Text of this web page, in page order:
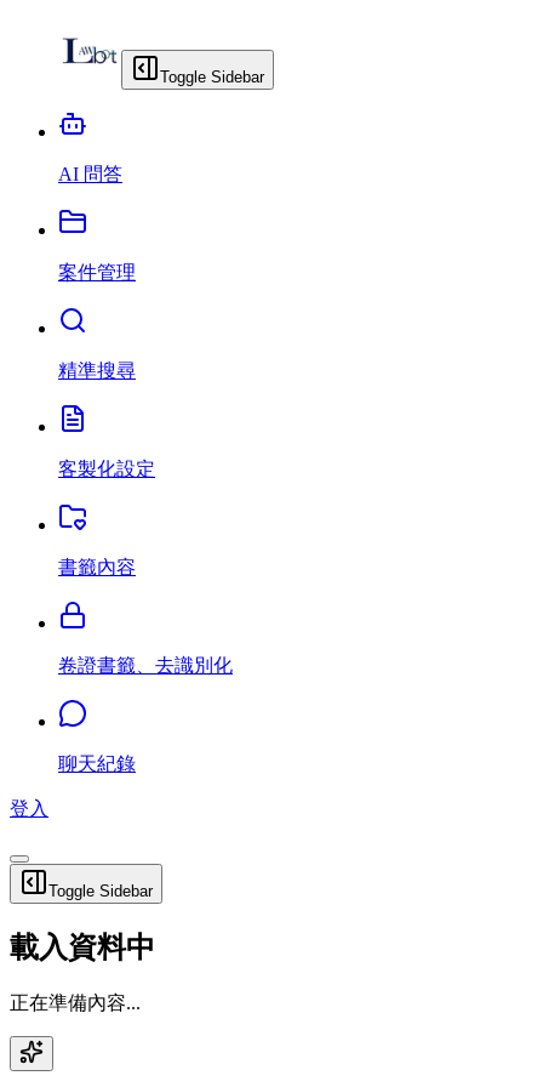
Toggle Sidebar
AI 問答
案件管理
精準搜尋
客製化設定
書籤內容
卷證書籤、去識別化
聊天紀錄
登入
Toggle Sidebar
載入資料中
正在準備內容...